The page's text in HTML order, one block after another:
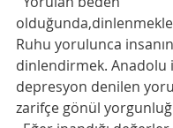
Ruhu yorulunca
dinlendirmek. Anadolu
depresyon denilen
zarifçe gönül